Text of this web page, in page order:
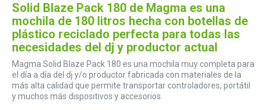
Solid Blaze Pack 180 de Magma es una
mochila de 180 litros hecha con botellas de
plástico reciclado perfecta para todas las
necesidades del dj y productor actual
Magma Solid Blaze Pack 180 es una mochila muy completa para
el día a día del dj y/o productor fabricada con materiales de la
más alta calidad que permite transportar controladores, portátil
y muchos más dispositivos y accesorios